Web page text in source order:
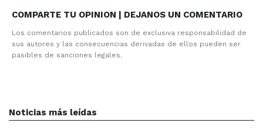
COMPARTE TU OPINION | DEJANOS UN COMENTARIO
Los comentarios publicados son de exclusiva responsabilidad de
sus autores y las consecuencias derivadas de ellos pueden ser
pasibles de sanciones legales.
Noticias más leídas